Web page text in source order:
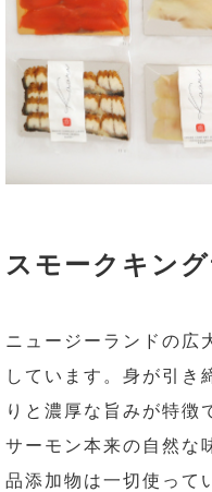
スモークキン
ニュージーランドの広
しています。身が引き
りと濃厚な旨みが特徴
サーモン本来の自然な
品添加物は一切使って